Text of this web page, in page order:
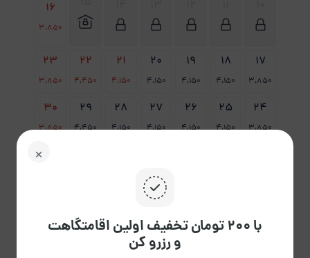
16
3،850
17
3،850
18
4،150
19
4،150
20
4،150
21
4،150
22
4،450
23
3،850
24
3،850
25
4،150
26
4،150
27
4،150
28
4،150
29
4،450
30
3،850
راهنمای تقویم
کردنبا ۲۰۰ تومان تخفیف اولین اقامتگاهت
و رزرو کن